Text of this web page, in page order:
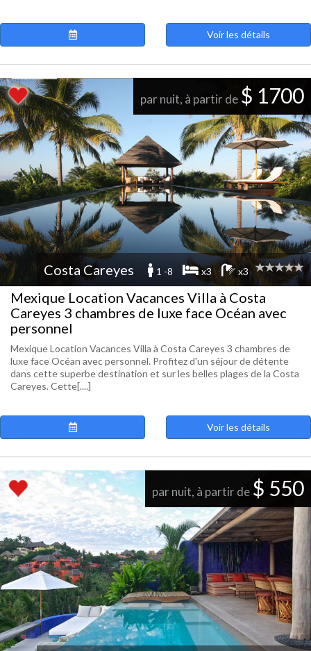
Voir les détails
par nuit, à partir de $ 1700
Costa Careyes 1 -8 x3 x3
Mexique Location Vacances Villa à Costa
Careyes 3 chambres de luxe face Océan avec
personnel
Mexique Location Vacances Villa à Costa Careyes 3 chambres de
luxe face Océan avec personnel. Profitez d'un séjour de détente
dans cette superbe destination et sur les belles plages de la Costa
Careyes. Cette[....]
Voir les détails
par nuit, à partir de $ 550